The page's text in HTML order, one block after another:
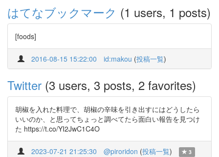
はてなブックマーク (1 users, 1 posts)
[foods]
2016-08-15 15:22:00 id:makou (投稿一覧)
Twitter (3 users, 3 posts, 2 favorites)
胡椒を入れた料理で、胡椒の辛味を引き出すにはどうしたら
いいのか、と思ってちょっと調べてたら面白い報告を見つけ
た https://t.co/YI2JwC1C4O
2023-07-21 21:25:30 @piroridon (投稿一覧) 3